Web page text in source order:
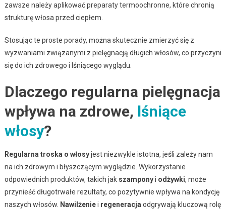
zawsze należy aplikować preparaty termoochronne, które chronią
strukturę włosa przed ciepłem.
Stosując te proste porady, można skutecznie zmierzyć się z
wyzwaniami związanymi z pielęgnacją długich włosów, co przyczyni
się do ich zdrowego i lśniącego wyglądu.
Dlaczego regularna pielęgnacja
wpływa na zdrowe, lśniące
włosy?
Regularna troska o włosyjest niezwykle istotna, jeśli zależy nam
na ich zdrowym i błyszczącym wyglądzie. Wykorzystanie
odpowiednich produktów, takich jak szamponyi odżywki, może
przynieść długotrwałe rezultaty, co pozytywnie wpływa na kondycję
naszych włosów. Nawilżeniei regeneracja odgrywają kluczową rolę